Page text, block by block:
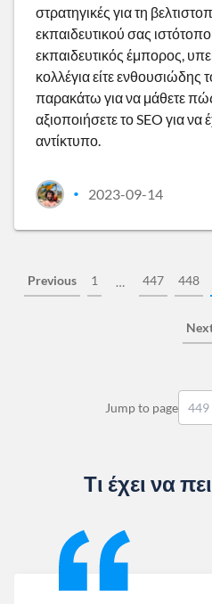
στρατηγικές για τη
εκπαιδευτικού σας
εκπαιδευτικός έμπορος,
κολλέγια είτε ενθουσιώδης
παρακάτω για να μάθετε
αξιοποιήσετε το SEO για να
αντίκτυπο.
• 2023-09-14
Previous 1 … 447 448
Jump to page
Τι έχει να